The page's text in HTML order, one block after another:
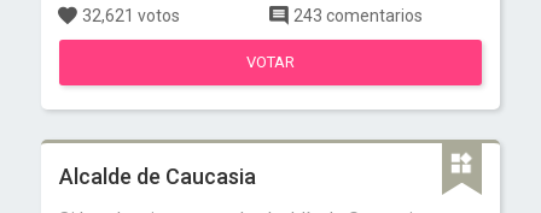
32,621 votos 243 comentarios
VOTAR
Alcalde de Caucasia